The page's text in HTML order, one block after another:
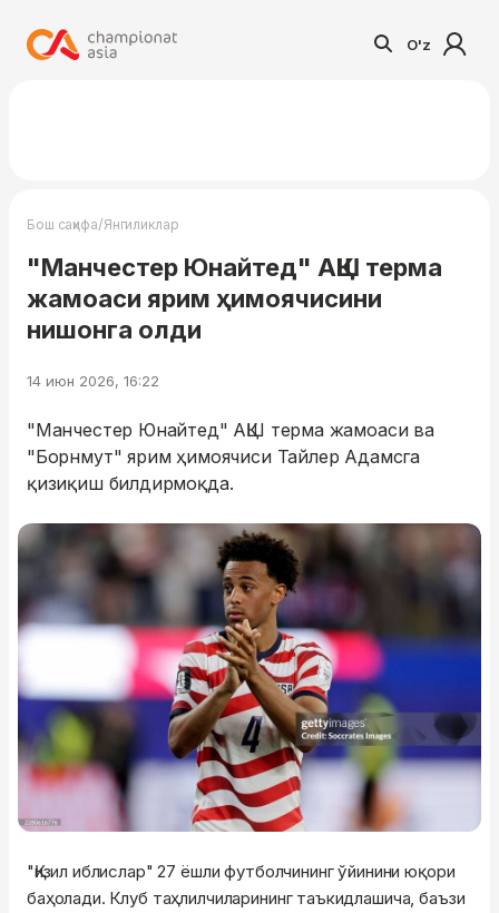
O'z
Бош саҳифа/Янгиликлар
"Манчестер Юнайтед" АҚШ терма
жамоаси ярим ҳимоячисини
нишонга олди
14 июн 2026, 16:22
"Манчестер Юнайтед" АҚШ терма жамоаси ва
"Борнмут" ярим ҳимоячиси Тайлер Адамсга
қизиқиш билдирмоқда.
"Қизил иблислар" 27 ёшли футболчининг ўйинини юқори
баҳолади. Клуб таҳлилчиларининг таъкидлашича, баъзи